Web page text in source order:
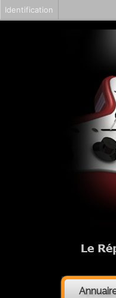
Identification